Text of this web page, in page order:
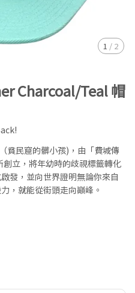
1 / 2
Charcoal/Teal 帽
貧民窟的髒小孩)，由「費城傳
立，將年幼時的歧視標籤轉化
發，並向世界證明無論你來自
，就能從街頭走向巔峰。